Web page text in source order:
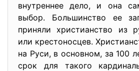
внутреннее дело, и она
выбор. Большинство ее
приняли христианство из
или крестоносцев.
на Руси, в основном, за 100
срок для такого